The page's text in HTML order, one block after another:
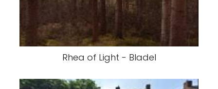
Rhea of Light - Bladel